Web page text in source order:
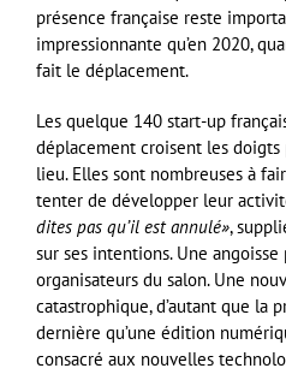
présence française reste
impressionnante qu’en 2020,
fait le déplacement.
Les quelque 140 start-up
déplacement croisent les
lieu. Elles sont nombreuses à
tenter de développer leur
dites pas qu’il est annulé»,
sur ses intentions. Une
organisateurs du salon. Une
catastrophique, d’autant que la
dernière qu’une édition
consacré aux nouvelles